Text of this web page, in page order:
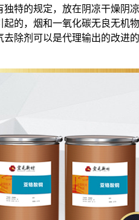
独特的规定，放在阴凉干燥阴
的，烟和一氧化碳无良无机
除剂可以是代理输出的改进